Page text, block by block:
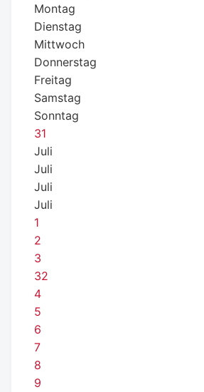
Montag
Dienstag
Mittwoch
Donnerstag
Freitag
Samstag
Sonntag
31
Juli
Juli
Juli
Juli
1
2
3
32
4
5
6
7
8
9